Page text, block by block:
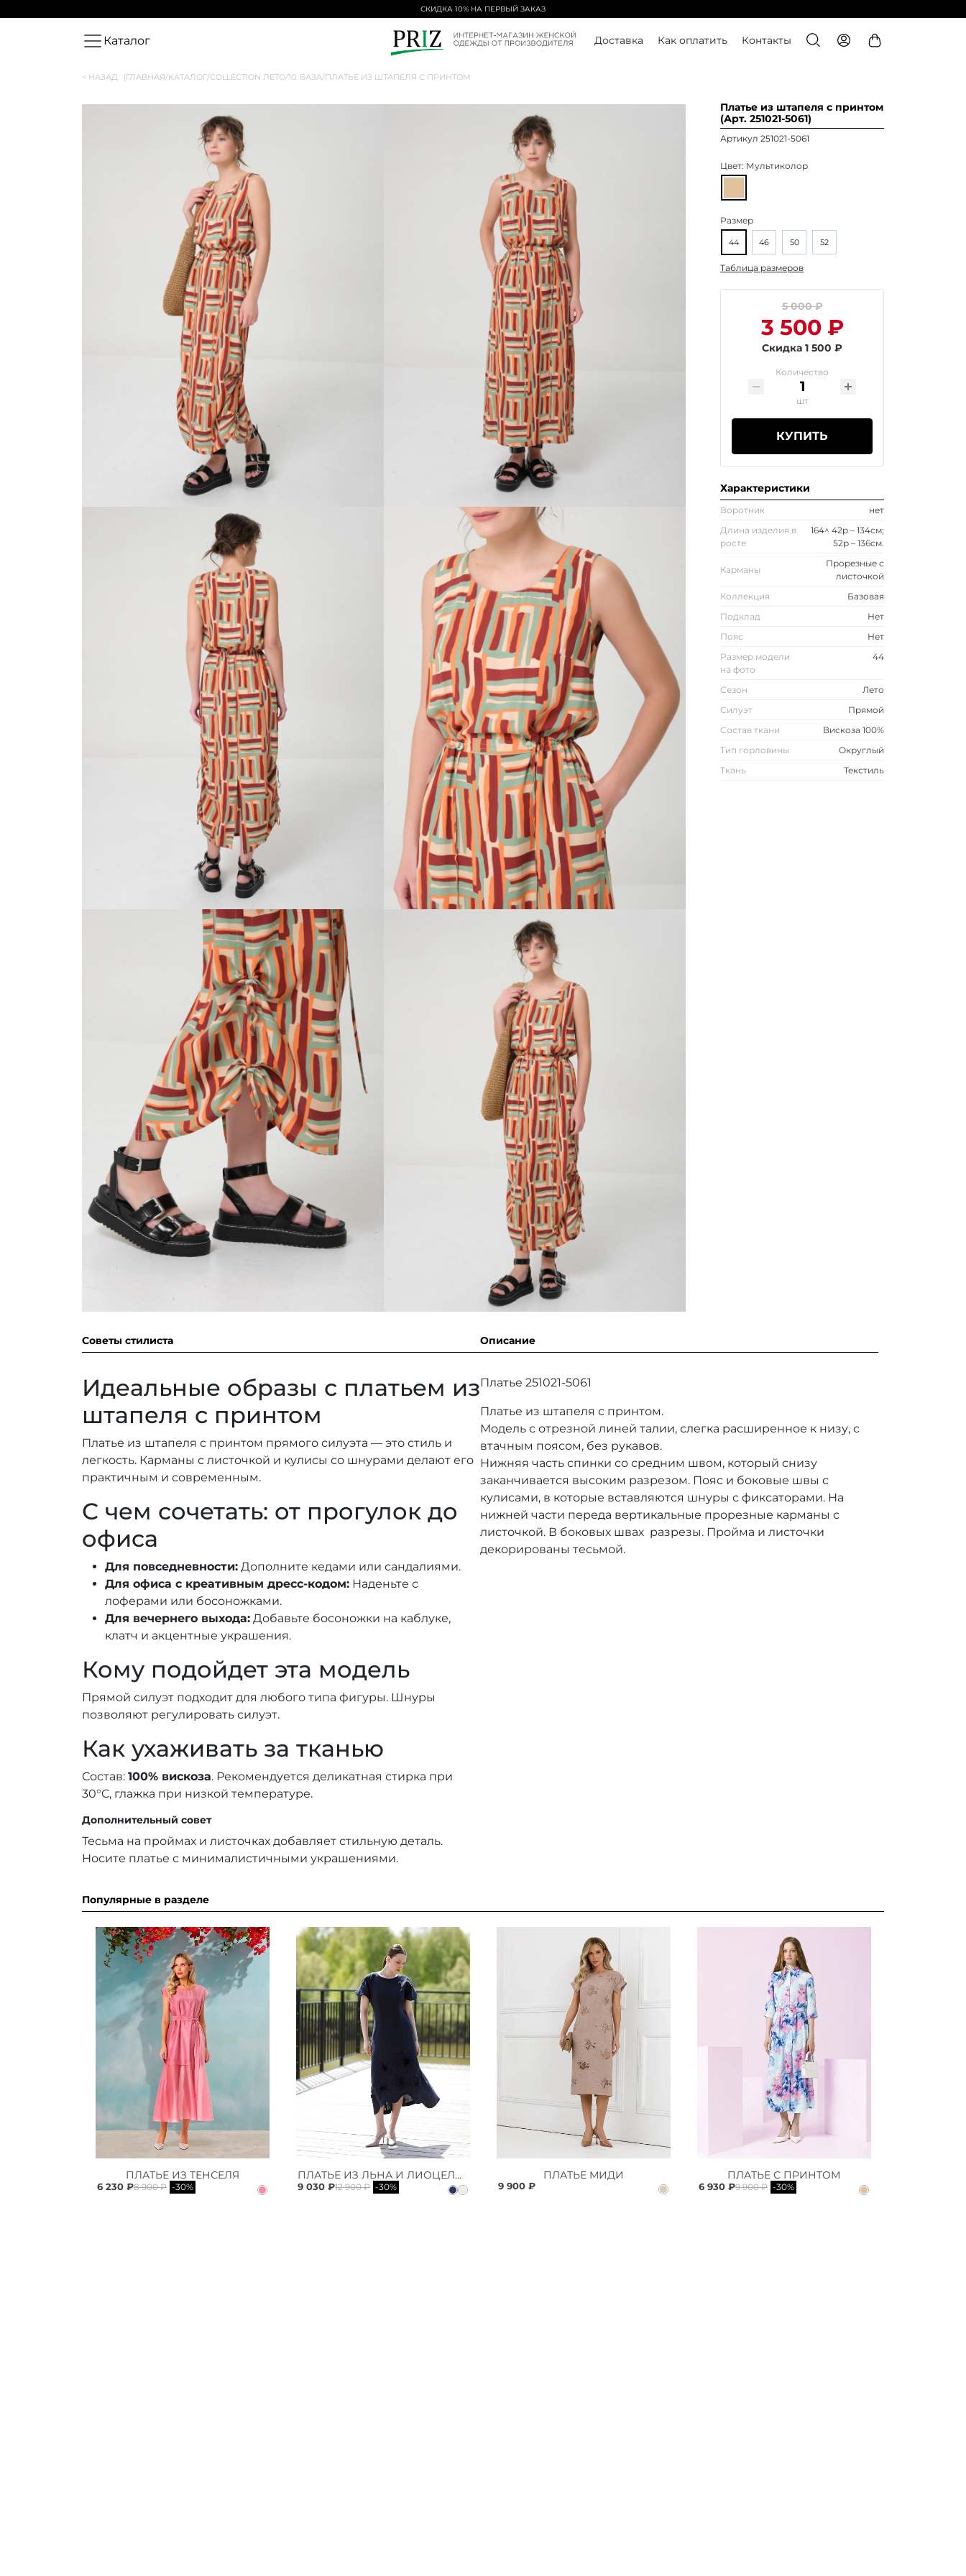
СКИДКА 10% НА ПЕРВЫЙ ЗАКАЗ
Каталог Доставка Как оплатить Контакты
< НАЗАД |ГЛАВНАЯ/КАТАЛОГ/COLLECTION ЛЕТО/10. БАЗА/ПЛАТЬЕ ИЗ ШТАПЕЛЯ С ПРИНТОМ
Платье из штапеля с принтом
(Арт. 251021-5061)
Артикул 251021-5061
Цвет: Мультиколор
Размер
44 46 50 52
Таблица размеров
5 000 ₽
3 500 ₽
Скидка 1 500 ₽
Количество
шт
КУПИТЬ
Характеристики
Воротник
нет
Длина изделия в
росте
164^ 42р – 134см;
52р – 136см.
Карманы
Прорезные с
листочкой
Коллекция
Базовая
Подклад
Нет
Пояс
Нет
Размер модели
на фото
44
Сезон
Лето
Силуэт
Прямой
Состав ткани
Вискоза 100%
Тип горловины
Округлый
Ткань
Текстиль
Советы стилиста
Идеальные образы с платьем из
штапеля с принтом
Платье из штапеля с принтом прямого силуэта — это стиль и
легкость. Карманы с листочкой и кулисы со шнурами делают его
практичным и современным.
С чем сочетать: от прогулок до
офиса
Для повседневности: Дополните кедами или сандалиями.
Для офиса с креативным дресс-кодом: Наденьте с
лоферами или босоножками.
Для вечернего выхода: Добавьте босоножки на каблуке,
клатч и акцентные украшения.
Кому подойдет эта модель
Прямой силуэт подходит для любого типа фигуры. Шнуры
позволяют регулировать силуэт.
Как ухаживать за тканью
Состав: 100% вискоза. Рекомендуется деликатная стирка при
30°C, глажка при низкой температуре.
Дополнительный совет
Тесьма на проймах и листочках добавляет стильную деталь.
Носите платье с минималистичными украшениями.
Описание
Платье 251021-5061
Платье из штапеля с принтом.
Модель с отрезной линей талии, слегка расширенное к низу, с
втачным поясом, без рукавов.
Нижняя часть спинки со средним швом, который снизу
заканчивается высоким разрезом. Пояс и боковые швы с
кулисами, в которые вставляются шнуры с фиксаторами. На
нижней части переда вертикальные прорезные карманы с
листочкой. В боковых швах разрезы. Пройма и листочки
декорированы тесьмой.
Популярные в разделе
ПЛАТЬЕ ИЗ ТЕНСЕЛЯ
6 230 ₽8 900 ₽ -30%
ПЛАТЬЕ ИЗ ЛЬНА И ЛИОЦЕЛЛА
9 030 ₽12 900 ₽ -30%
ПЛАТЬЕ МИДИ
9 900 ₽
ПЛАТЬЕ С ПРИНТОМ
6 930 ₽9 900 ₽ -30%